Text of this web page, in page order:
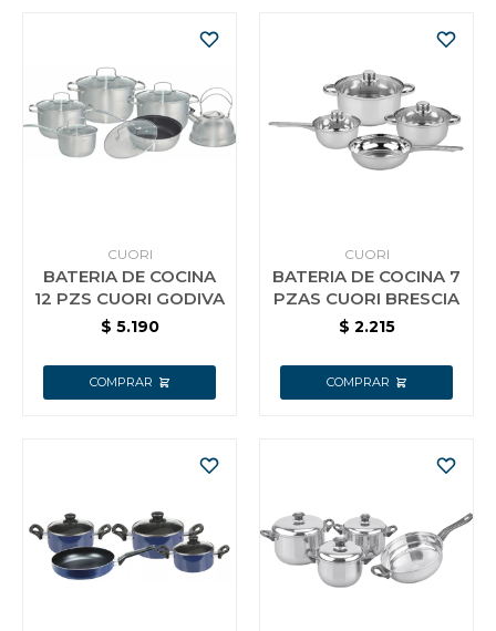
CUORI
BATERIA DE COCINA
12 PZS CUORI GODIVA
$ 5.190
CUORI
BATERIA DE COCINA 7
PZAS CUORI BRESCIA
$ 2.215